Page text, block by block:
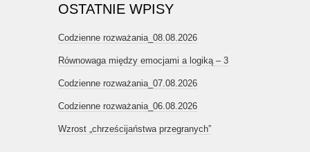
OSTATNIE WPISY
Codzienne rozważania_08.08.2026
Równowaga między emocjami a logiką – 3
Codzienne rozważania_07.08.2026
Codzienne rozważania_06.08.2026
Wzrost „chrześcijaństwa przegranych”